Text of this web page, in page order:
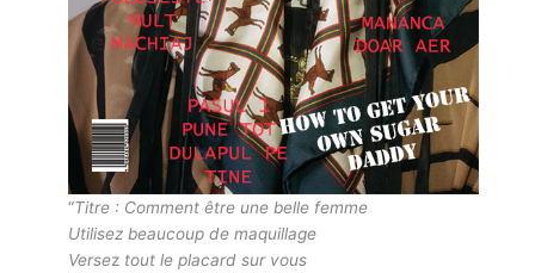
“Titre : Comment être une belle femme
Utilisez beaucoup de maquillage
Versez tout le placard sur vous